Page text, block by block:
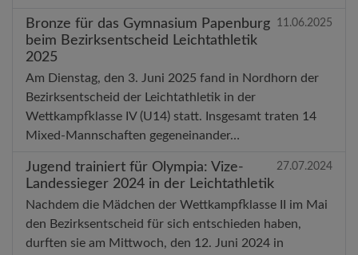
Bronze für das Gymnasium Papenburg
beim Bezirksentscheid Leichtathletik
2025
11.06.2025
Am Dienstag, den 3. Juni 2025 fand in Nordhorn der
Bezirksentscheid der Leichtathletik in der
Wettkampfklasse IV (U14) statt. Insgesamt traten 14
Mixed-Mannschaften gegeneinander…
Jugend trainiert für Olympia: Vize-
Landessieger 2024 in der Leichtathletik
27.07.2024
Nachdem die Mädchen der Wettkampfklasse II im Mai
den Bezirksentscheid für sich entschieden haben,
durften sie am Mittwoch, den 12. Juni 2024 in